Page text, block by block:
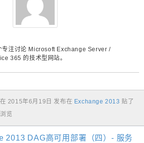
专注讨论 Microsoft Exchange Server /
365 的技术型网站。
在 2015年6月19日 发布在 Exchange 2013 贴了
览
2013 DAG高可用部署（四）- 服务